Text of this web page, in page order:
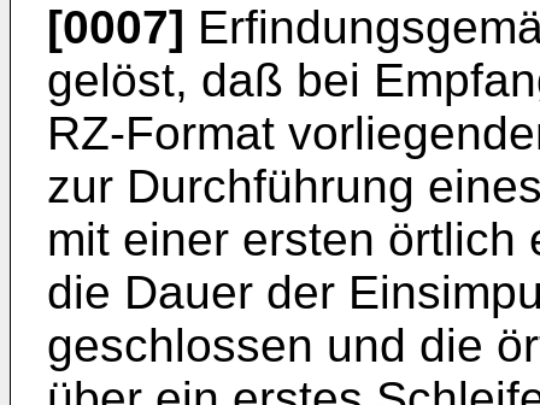
[0007]
gelöst, daß bei
RZ-Format
zur Durchführung
mit einer ersten örtlich
die Dauer der
geschlossen und die